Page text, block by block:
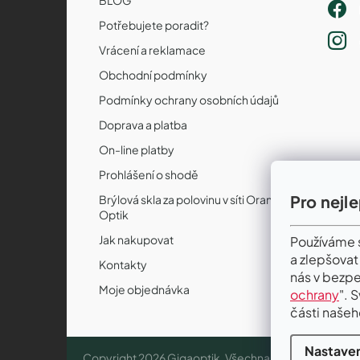
Pro
a
nás v
ochrany".
části
Potřebujete poradit?
Vrácení a reklamace
Obchodní podmínky
Podmínky ochrany osobních údajů
Doprava a platba
On-line platby
Prohlášení o shodě
Brýlová skla za polovinu v síti Orange
Optik
Jak nakupovat
Kontakty
Moje objednávka